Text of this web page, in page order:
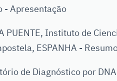
- Apresentação
PUENTE, Instituto de
ESPANHA -
de Diagnóstico por